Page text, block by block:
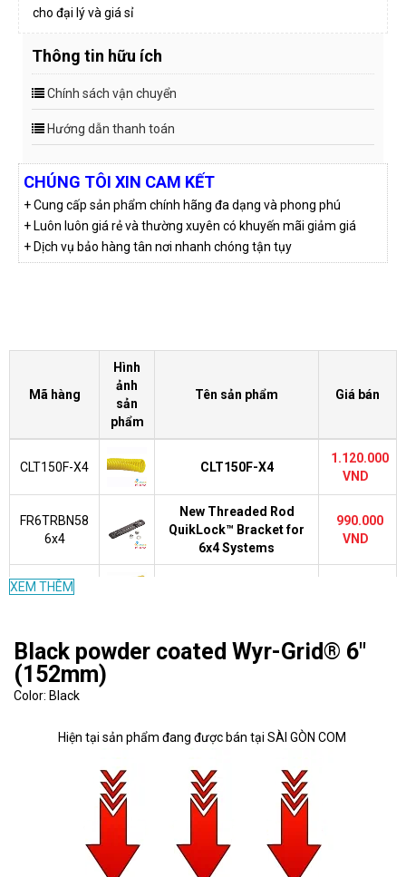
cho đại lý và giá sỉ
Thông tin hữu ích
Chính sách vận chuyển
Hướng dẫn thanh toán
CHÚNG TÔI XIN CAM KẾT
+ Cung cấp sản phẩm chính hãng đa dạng và phong phú
+ Luôn luôn giá rẻ và thường xuyên có khuyến mãi giảm giá
+ Dịch vụ bảo hàng tân nơi nhanh chóng tận tụy
Mã hàng
Hình
ảnh
sản
phẩm
Tên sản phẩm Giá bán
CLT150F-X4 CLT150F-X4
1.120.000
VND
FR6TRBN58
6x4
New Threaded Rod
QuikLock™ Bracket for
6x4 Systems
990.000
VND
FREC6X4YL
FRBC6X4YL 6x4 QuikLock™ Coupler
VND
Corrugated Tubing
Junction with 4x4 Exit for
6x4 Channel
Horizontal Tee Fitting
XEM THÊM
Black powder coated Wyr-Grid® 6"
(152mm)
Color: Black
Hiện tại sản phẩm đang được bán tại SÀI GÒN COM